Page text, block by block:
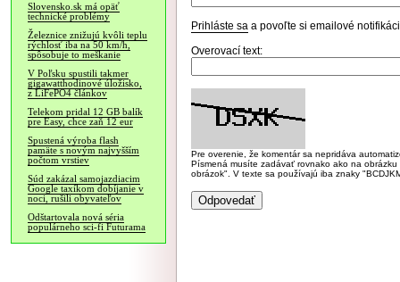
Slovensko.sk má opäť
technické problémy
Železnice znižujú kvôli teplu
rýchlosť iba na 50 km/h,
spôsobuje to meškanie
V Poľsku spustili takmer
gigawatthodinové úložisko,
z LiFePO4 článkov
Telekom pridal 12 GB balík
pre Easy, chce zaň 12 eur
Spustená výroba flash
pamäte s novým najvyšším
počtom vrstiev
Súd zakázal samojazdiacim
Google taxíkom dobíjanie v
noci, rušili obyvateľov
Odštartovala nová séria
populárneho sci-fi Futurama
Prihláste sa a povoľte si emailové
Overovací text:
Pre overenie, že komentár sa nepridáva
Písmená musíte zadávať rovnako ako na
obrázok". V texte sa používajú iba znaky